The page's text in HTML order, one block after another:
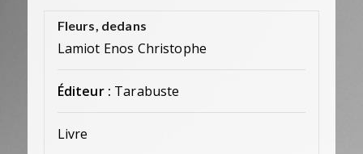
Fleurs, dedans
Lamiot Enos Christophe
Éditeur : Tarabuste
Livre